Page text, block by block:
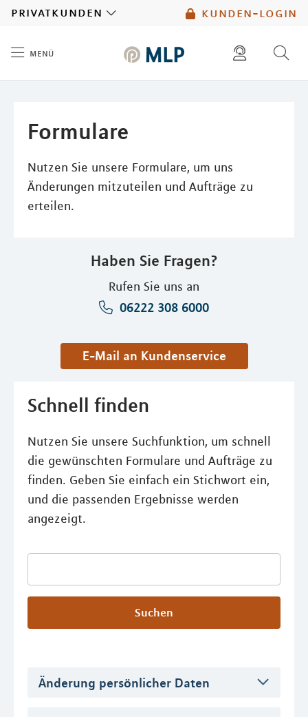
kunden-login
privatkunden
menü
Formulare
Nutzen Sie unsere Formulare, um uns
Änderungen mitzuteilen und Aufträge zu
erteilen.
Haben Sie Fragen?
Rufen Sie uns an
06222 308 6000
E-Mail an Kundenservice
Schnell finden
Nutzen Sie unsere Suchfunktion, um schnell
die gewünschten Formulare und Aufträge zu
finden. Geben Sie einfach ein Stichwort ein,
und die passenden Ergebnisse werden
angezeigt.
Suchen
Änderung persönlicher Daten